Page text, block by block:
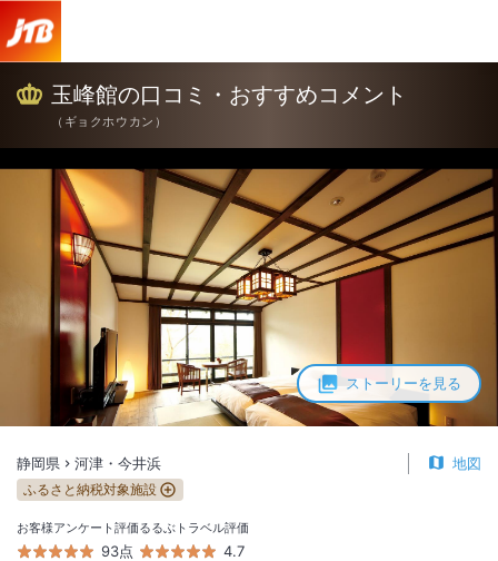
ストーリーを見る
玉峰館の口コミ・おすすめコメント
（ ギョクホウカン ）
静岡県 河津・今井浜 地図
ふるさと納税対象施設
お客様アンケート評価
93点
るるぶトラベル評価
4.7